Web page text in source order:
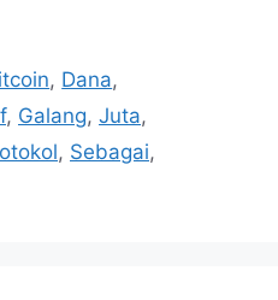
, Dana,
, Galang, Juta,
, Sebagai,